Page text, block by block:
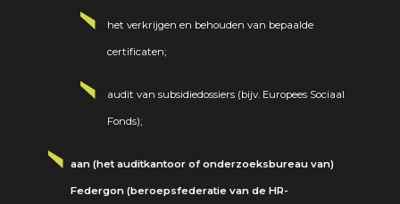
het verkrijgen en behouden van bepaalde
certificaten;
audit van subsidiedossiers (bijv. Europees Sociaal
Fonds);
aan (het auditkantoor of onderzoeksbureau van)
Federgon (beroepsfederatie van de HR-